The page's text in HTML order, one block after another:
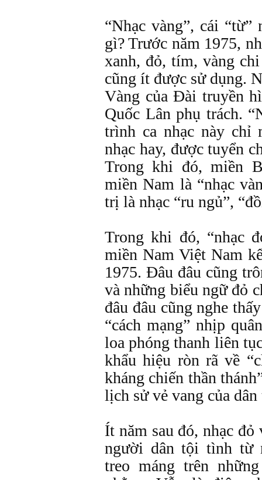
“Nhạc vàng”, cái
gì? Trước năm 1975,
xanh, đỏ, tím, vàng
cũng ít được sử dụng.
Vàng của Đài truyền
Quốc Lân phụ trách.
trình ca nhạc này chỉ
nhạc hay, được tuyển
Trong khi đó, miền
miền Nam là “nhạc
trị là nhạc “ru ngủ”,
Trong khi đó, “nhạc
miền Nam Việt Nam
1975. Đâu đâu cũng
và những biểu ngữ đỏ
đâu đâu cũng nghe
“cách mạng” nhịp
loa phóng thanh liên
khẩu hiệu ròn rã về
kháng chiến thần
lịch sử vẻ vang của
Ít năm sau đó, nhạc
người dân tội tình từ
treo máng trên